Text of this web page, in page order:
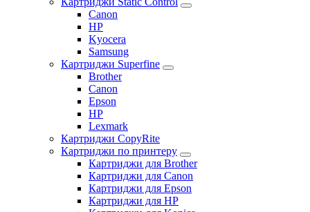
Canon
HP
Kyocera
Samsung
Картриджи Superfine
Brother
Canon
Epson
HP
Lexmark
Картриджи CopyRite
Картриджи по принтеру
Картриджи для Brother
Картриджи для Canon
Картриджи для Epson
Картриджи для HP